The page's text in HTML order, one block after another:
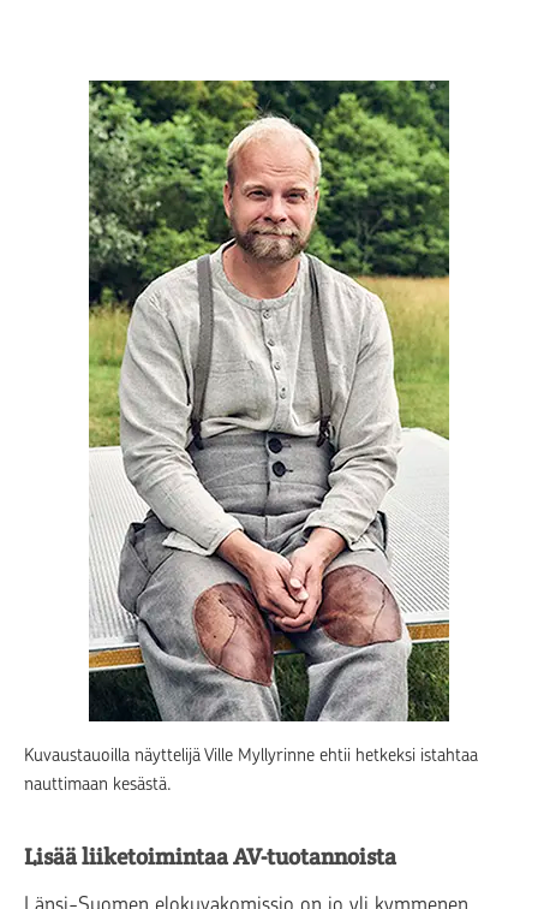
Kuvaustauoilla näyttelijä Ville Myllyrinne ehtii hetkeksi istahtaa
nauttimaan kesästä.
Lisää liiketoimintaa AV-tuotannoista
Länsi-Suomen elokuvakomissio on jo yli kymmenen